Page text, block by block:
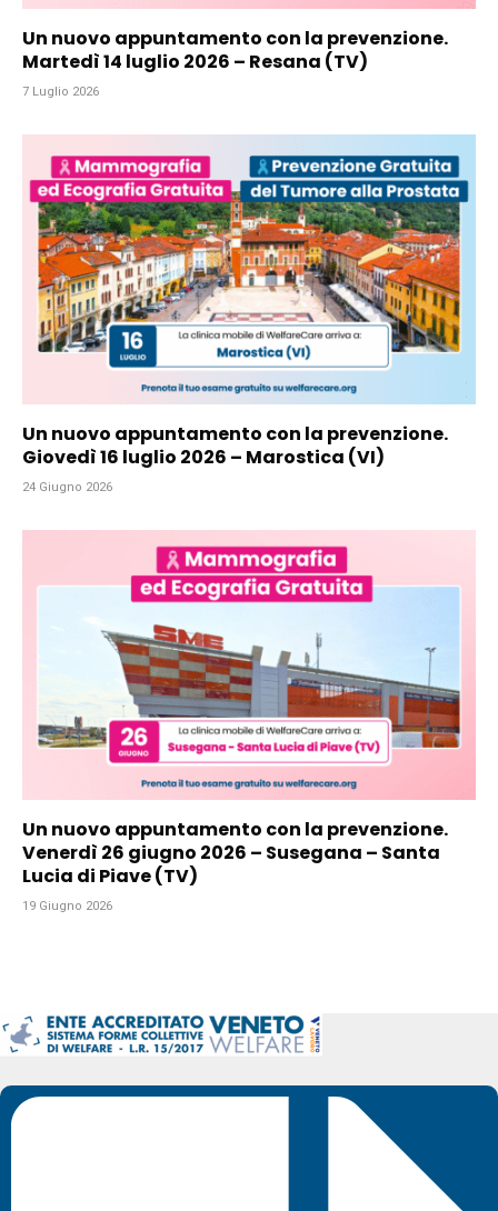
Un nuovo appuntamento con la prevenzione.
Martedì 14 luglio 2026 – Resana (TV)
7 Luglio 2026
Un nuovo appuntamento con la prevenzione.
Giovedì 16 luglio 2026 – Marostica (VI)
24 Giugno 2026
Un nuovo appuntamento con la prevenzione.
Venerdì 26 giugno 2026 – Susegana – Santa
Lucia di Piave (TV)
19 Giugno 2026